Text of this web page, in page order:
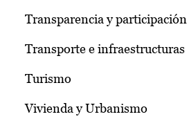
Transparencia y participación
Transporte e infraestructuras
Turismo
Vivienda y Urbanismo